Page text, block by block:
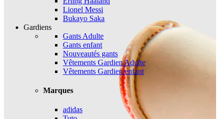
Lionel Messi
Bukayo Saka
Gardiens
Gants Adulte
Gants enfant
Nouveautés gants
Vêtements Gardien Adulte
Vêtements Gardien enfant
Marques
adidas